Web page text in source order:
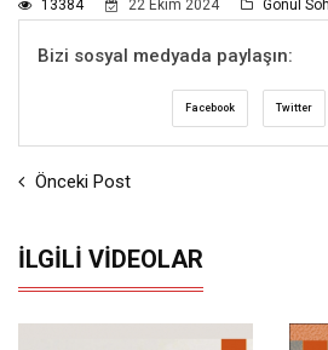
13384 22 Ekim 2024 Gönül
Bizi sosyal medyada paylaşın:
Facebook Twitter
Önceki Post
İLGILI VIDEOLAR